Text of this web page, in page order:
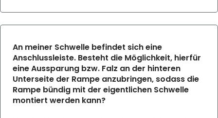
An meiner Schwelle befindet sich eine
Anschlussleiste. Besteht die Möglichkeit, hierfür
eine Aussparung bzw. Falz an der hinteren
Unterseite der Rampe anzubringen, sodass die
Rampe bündig mit der eigentlichen Schwelle
montiert werden kann?